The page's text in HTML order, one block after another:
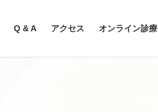
Q & A アクセス オンライン診療